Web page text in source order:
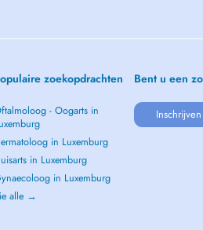
zoekopdrachten
- Oogarts in
in Luxemburg
in Luxemburg
in Luxemburg
alle →
Bent u een